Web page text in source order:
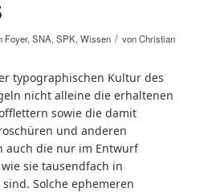
Foyer, SNA, SPK, Wissen / vonChristian
typographischen Kultur des
nicht alleine die erhaltenen
sowie die damit
und anderen
auch die nur im Entwurf
sie tausendfach in
Solche ephemeren